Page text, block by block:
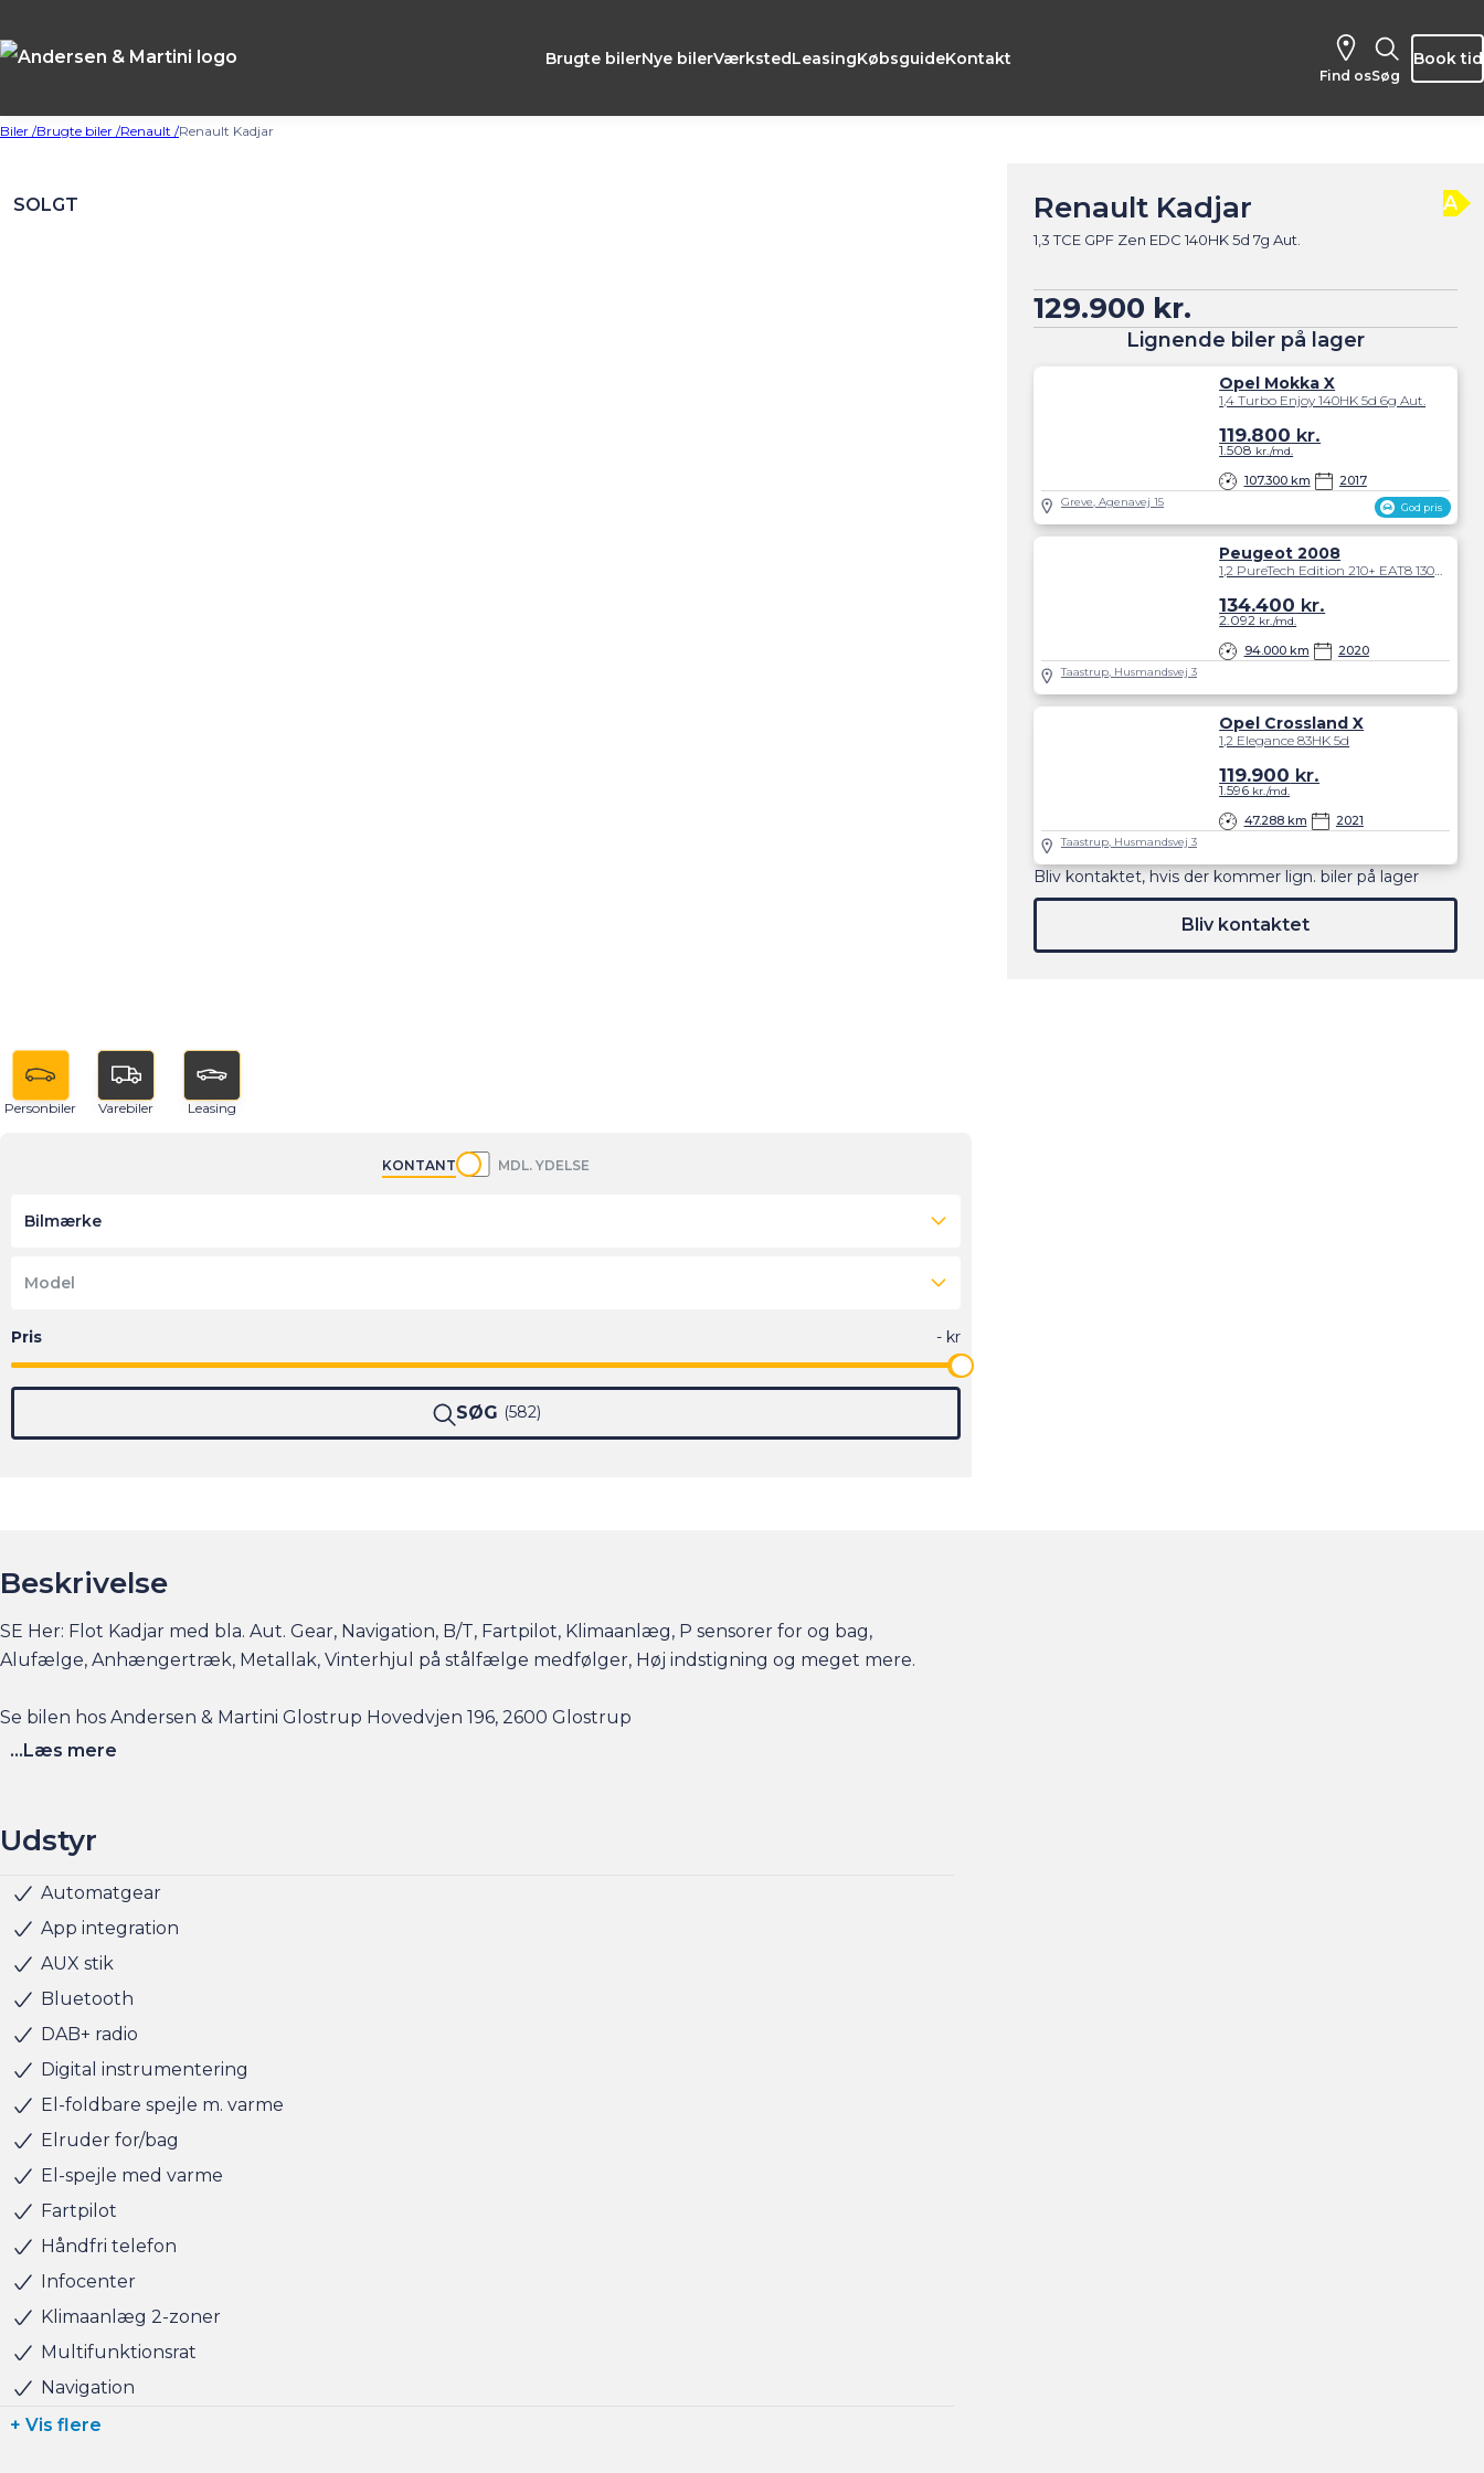
Brugte bilerNye bilerVærkstedLeasingKøbsguideKontakt
Find os Søg
Book tid
Biler /Brugte biler /Renault /Renault Kadjar
SOLGT Renault Kadjar
1,3 TCE GPF Zen EDC 140HK 5d 7g Aut.
A
129.900 kr.
Lignende biler på lager
God pris
Opel Mokka X
1,4 Turbo Enjoy 140HK 5d 6g Aut.
107.300 km 2017
119.800 kr.
1.508 kr./md.
Greve, Agenavej 15
Peugeot 2008
94.000 km 2020
134.400 kr.
2.092 kr./md.
Taastrup, Husmandsvej 3
Opel Crossland X
1,2 Elegance 83HK 5d
47.288 km 2021
119.900 kr.
1.596 kr./md.
Taastrup, Husmandsvej 3
Bliv kontaktet, hvis der kommer lign. biler på lager
Bliv kontaktet
Personbiler Varebiler Leasing
KONTANT MDL. YDELSE
Bilmærke
Model
SØG 582
Beskrivelse
SE Her: Flot Kadjar med bla. Aut. Gear, Navigation, B/T, Fartpilot, Klimaanlæg, P sensorer for og bag,
Alufælge, Anhængertræk, Metallak, Vinterhjul på stålfælge medfølger, Høj indstigning og meget mere.
Se bilen hos Andersen & Martini Glostrup Hovedvjen 196, 2600 Glostrup
...Læs mere
Udstyr
Automatgear
App integration
AUX stik
Bluetooth
DAB+ radio
Digital instrumentering
El-foldbare spejle m. varme
Elruder for/bag
El-spejle med varme
Fartpilot
Håndfri telefon
Infocenter
Klimaanlæg 2-zoner
Multifunktionsrat
Navigation
Nøglefri start
Nøglefri døre
Parkeringssensor bag
Parkeringssensor for
Sædevarme for
USB stik
Alufælge
Anhængertræk
LED kørelys
Metallak
Tonede ruder
Vinterhjul medfølger
Armlæn
Højdejusterbart førersæde
Justerbart rat
Kopholder
Læderrat
Splitbagsæde
Stofindtræk
6 Airbags
ABS
ESP
Vejbaneassistent
+ Vis flere